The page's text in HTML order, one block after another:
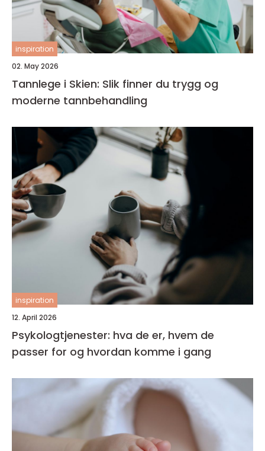
inspiration
02. May 2026
Tannlege i Skien: Slik finner du trygg og
moderne tannbehandling
inspiration
12. April 2026
Psykologtjenester: hva de er, hvem de
passer for og hvordan komme i gang